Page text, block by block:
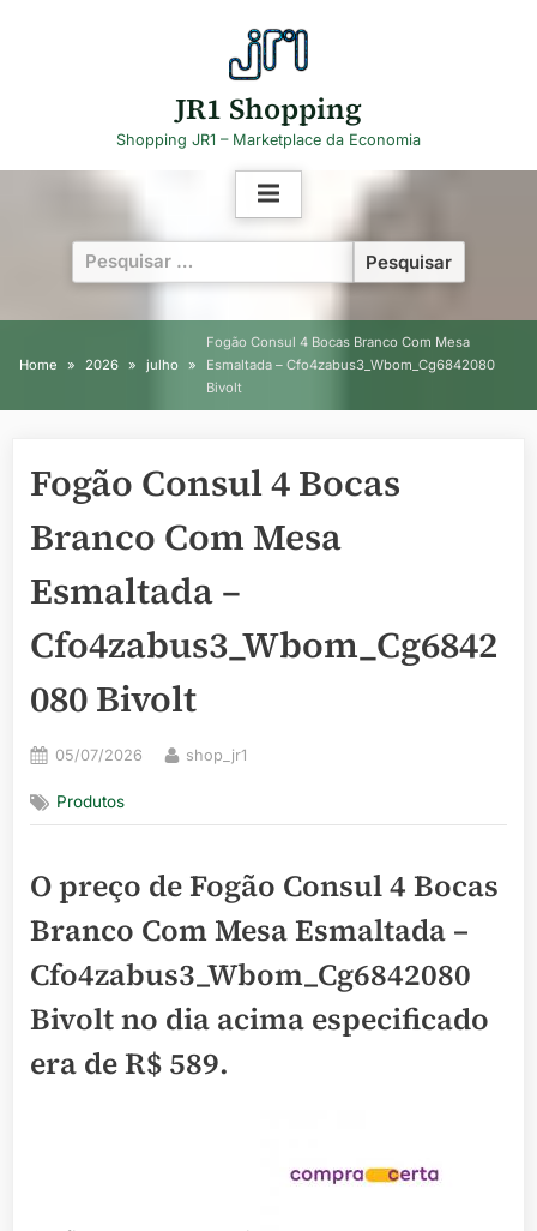
JR1 Shopping
Shopping JR1 – Marketplace da Economia
Pesquisar
por:
Home 2026 julho
Fogão Consul 4 Bocas Branco Com Mesa
Esmaltada – Cfo4zabus3_Wbom_Cg6842080
Bivolt
Fogão Consul 4 Bocas
Branco Com Mesa
Esmaltada –
Cfo4zabus3_Wbom_Cg6842
080 Bivolt
Posted
05/07/2026 By
shop_jr1
Produtos
O preço de Fogão Consul 4 Bocas
Branco Com Mesa Esmaltada –
Cfo4zabus3_Wbom_Cg6842080
Bivolt no dia acima especificado
era deR$ 589.